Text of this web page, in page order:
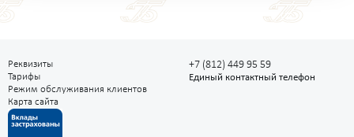
Реквизиты
Тарифы
Режим обслуживания клиентов
Карта сайта
+7 (812) 449 95 59
Единый контактный телефон